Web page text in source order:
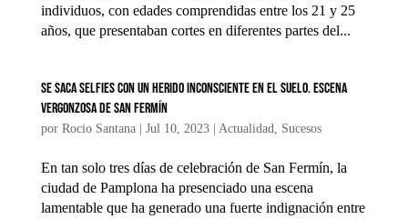
individuos, con edades comprendidas entre los 21 y 25
años, que presentaban cortes en diferentes partes del...
Se saca selfies con un herido inconsciente en el suelo. Escena
vergonzosa de San Fermín
por Rocio Santana| Jul 10, 2023| Actualidad, Sucesos
En tan solo tres días de celebración de San Fermín, la
ciudad de Pamplona ha presenciado una escena
lamentable que ha generado una fuerte indignación entre